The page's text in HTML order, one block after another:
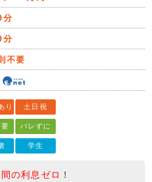
分
分
不要
り 土日祝
バレずに
学生
の利息ゼロ ！